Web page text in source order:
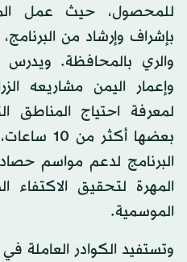
للمحصول، حيث عمل
بإشراف وإرشاد من
والري بالمحافظة. ويدرس
وإعمار اليمن مشاريعه
لمعرفة احتياج المناطق
بعضها
البرنامج لدعم مواسم
المهرة لتحقيق
الموسمية.
وتستفيد الكوادر العاملة